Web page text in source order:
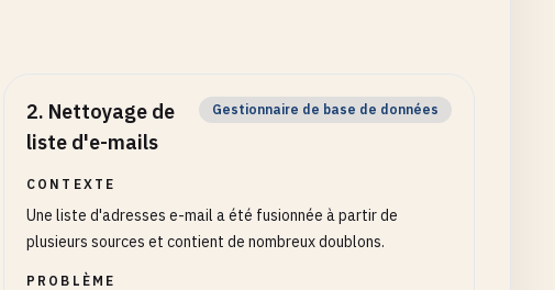
2. Nettoyage de
liste d'e-mails
Gestionnaire de base de données
CONTEXTE
Une liste d'adresses e-mail a été fusionnée à partir de
plusieurs sources et contient de nombreux doublons.
PROBLÈME